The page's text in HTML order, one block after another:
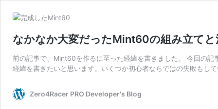
なかなか大変だったMint60の組み立てと
前の記事で、Mint60を作るに至った経緯を書きました。 今回の
経緯を書きたいと思います。いくつか初心者ならではの失敗もし
Zero4Racer PRO Developer's Blog